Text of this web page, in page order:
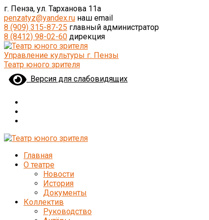
г. Пенза, ул. Тарханова 11а
penzatyz@yandex.ru наш email
8 (909) 315-87-25 главный администратор
8 (8412) 98-02-60 дирекция
Управление культуры г. Пензы
Театр юного зрителя
Версия для слабовидящих
Главная
О театре
Новости
История
Документы
Коллектив
Руководство